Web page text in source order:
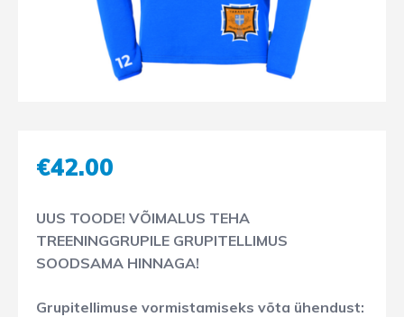
€42.00
UUS TOODE! VÕIMALUS TEHA
TREENINGGRUPILE GRUPITELLIMUS
SOODSAMA HINNAGA!
Grupitellimuse vormistamiseks võta ühendust: